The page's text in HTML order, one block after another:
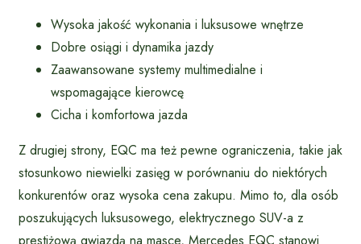
Wysoka jakość wykonania i luksusowe wnętrze
Dobre osiągi i dynamika jazdy
Zaawansowane systemy multimedialne i
wspomagające kierowcę
Cicha i komfortowa jazda
Z drugiej strony, EQC ma też pewne ograniczenia, takie jak
stosunkowo niewielki zasięg w porównaniu do niektórych
konkurentów oraz wysoka cena zakupu. Mimo to, dla osób
poszukujących luksusowego, elektrycznego SUV-a z